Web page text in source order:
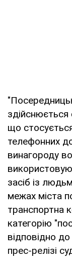
що
телефонних
винагороду
засіб із
межах міста
транспортна
категорію
відповідно
прес-релізі